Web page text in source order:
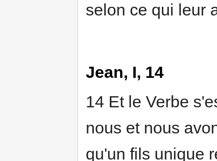
selon ce qui leur
Jean, I, 14
14 Et le Verbe
nous et nous
qu'un fils unique